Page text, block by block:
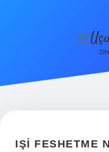
Hakkımızda
menüyü
IŞI FESHETME